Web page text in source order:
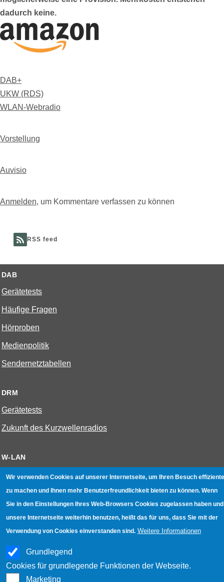
dadurch keine.
DAB+
UKW (RDS)
WLAN-Webradio
Vorstellung
Auvisio
Anmelden, um Kommentare verfassen zu können
RSS feed
DAB
Gerätetests
Häufige Fragen
Hörproben
Medienpolitik
Sendernetztabellen
DRM
Gerätetests
Zukunft des Kurzwellenradios
W-LAN
Bestenliste
Geräte mit Aufnahmefunktion
Hotspot absichern
WLAN-Testbuch
Datenschutz|Impressum
Wir verwenden Cookies auf unserer Internetseite, um Ihren Besuch
zu machen und Ihnen mehr Benutzerfreundlichkeit bieten zu können. Wenn
Sie in den Einstellungen Ihres Web-Browsers Cookies zugelassen haben und
unsere Internetseite weiterhin benutzen, heißt das für uns, dass Sie mit der
Verwendung von Cookies einverstanden sind. Weitere Informationen
Grundlegend
Cookies für grundlegende Funktionen der Webseite.
Marketing